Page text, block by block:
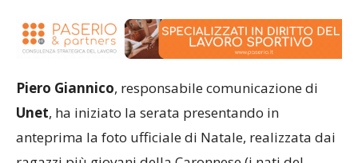
Piero Giannico
, ha iniziato la serata presentando in